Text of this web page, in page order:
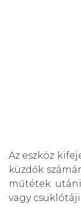
Az eszköz
küzdők
műtétek utáni
vagy